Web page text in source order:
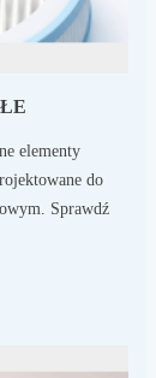
elementy
do
Sprawdź